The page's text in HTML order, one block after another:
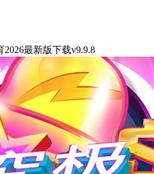
最新版下载v9.9.8